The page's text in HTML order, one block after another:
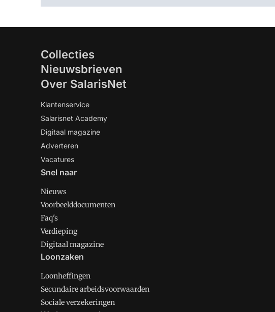
Collecties
Nieuwsbrieven
Over SalarisNet
Klantenservice
Salarisnet Academy
Digitaal magazine
Adverteren
Vacatures
Snel naar
Nieuws
Voorbeelddocumenten
Faq's
Verdieping
Digitaal magazine
Loonzaken
Loonheffingen
Secundaire arbeidsvoorwaarden
Sociale verzekeringen